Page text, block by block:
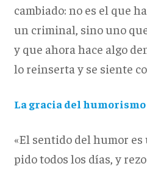
cambiado: no es el que
un criminal, sino uno
y que ahora hace algo
lo reinserta y se siente
La gracia del humorismo
«El sentido del humor
pido todos los días, y